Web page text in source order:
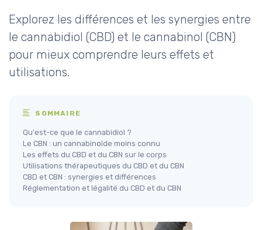
Explorez les différences et les synergies entre
le cannabidiol (CBD) et le cannabinol (CBN)
pour mieux comprendre leurs effets et
utilisations.
SOMMAIRE
Qu'est-ce que le cannabidiol ?
Le CBN : un cannabinoïde moins connu
Les effets du CBD et du CBN sur le corps
Utilisations thérapeutiques du CBD et du CBN
CBD et CBN : synergies et différences
Réglementation et légalité du CBD et du CBN